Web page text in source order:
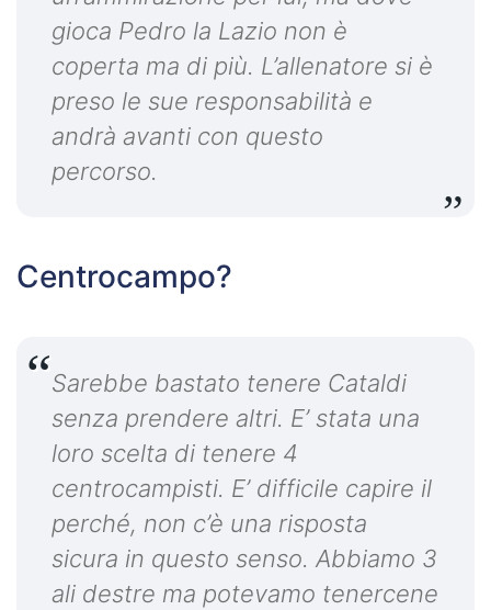
gioca Pedro la Lazio non è
coperta ma di più. L’allenatore si è
preso le sue responsabilità e
andrà avanti con questo
percorso.
Centrocampo?
Sarebbe bastato tenere Cataldi
senza prendere altri. E’ stata una
loro scelta di tenere 4
centrocampisti. E’ difficile capire il
perché, non c’è una risposta
sicura in questo senso. Abbiamo 3
ali destre ma potevamo tenercene